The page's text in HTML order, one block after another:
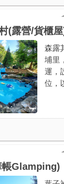
(露營/貨櫃
森露
埔里
運，
位，
帳Glamping)